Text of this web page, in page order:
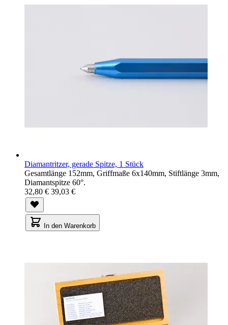
Diamantritzer, gerade Spitze, 1 Stück
Gesamtlänge 152mm, Griffmaße 6x140mm, Stiftlänge 3mm,
Diamantspitze 60°.
32,80 € 39,03 €
In den Warenkorb